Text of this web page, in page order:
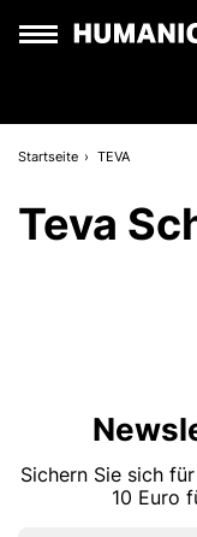
Startseite TEVA
Teva
Sichern Sie sich
10 Euro